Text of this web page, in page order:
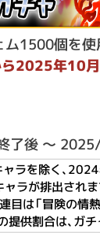
1500個を使
2025年10
了後 ～
ラを除く、
ャラが排出され
は「冒険の情
供割合は、ガ